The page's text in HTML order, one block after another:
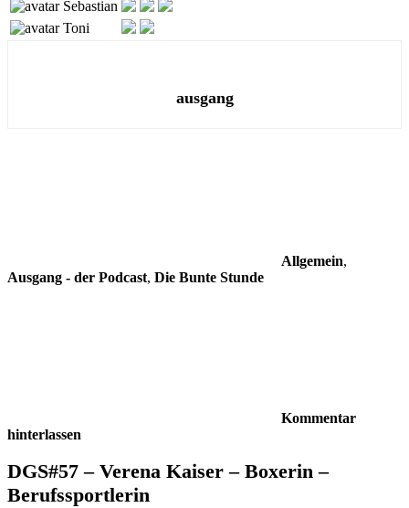
Sebastian
Toni
ausgang
Allgemein,
Ausgang - der Podcast, Die Bunte Stunde
Kommentar
hinterlassen
DGS#57 – Verena Kaiser – Boxerin –
Berufssportlerin